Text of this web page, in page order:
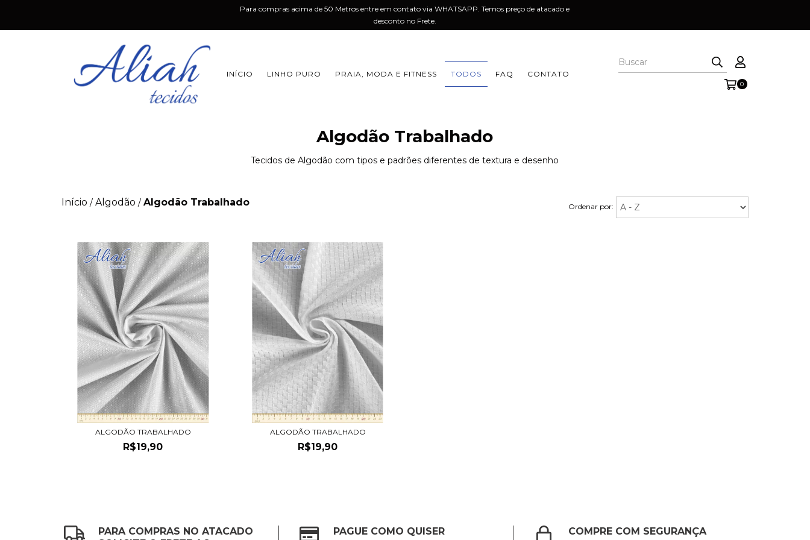
Para compras acima de 50 Metros entre em contato via WHATSAPP. Temos preço de atacado e
desconto no Frete.
INÍCIO LINHO PURO PRAIA, MODA E FITNESS TODOS FAQ CONTATO
0
Algodão Trabalhado
Tecidos de Algodão com tipos e padrões diferentes de textura e desenho
Início / Algodão / Algodão Trabalhado Ordenar por:
ALGODÃO TRABALHADO
R$19,90
ALGODÃO TRABALHADO
R$19,90
PARA COMPRAS NO ATACADO
PAGUE COMO QUISER COMPRE COM SEGURANÇA